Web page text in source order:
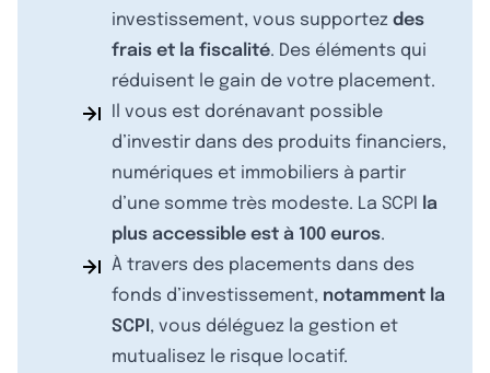
investissement, vous supportez des
frais et la fiscalité. Des éléments qui
réduisent le gain de votre placement.
Il vous est dorénavant possible
d’investir dans des produits financiers,
numériques et immobiliers à partir
d’une somme très modeste. La SCPI
la
plus accessible est à 100 euros.
À travers des placements dans des
fonds d’investissement, notamment la
SCPI , vous déléguez la gestion et
mutualisez le risque locatif.